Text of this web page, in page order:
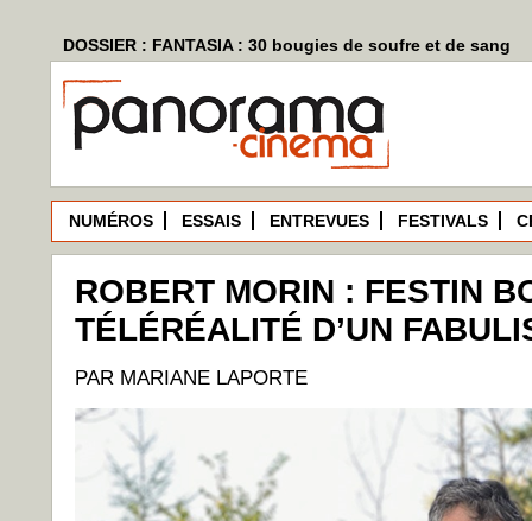
DOSSIER : FANTASIA : 30 bougies de soufre et de sang
NUMÉROS ESSAIS ENTREVUES FESTIVALS
ROBERT MORIN : FESTIN
TÉLÉRÉALITÉ D’UN
PAR MARIANE LAPORTE